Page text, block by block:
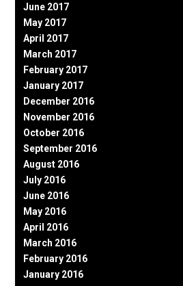
June 2017
May 2017
April 2017
March 2017
February 2017
January 2017
December 2016
November 2016
October 2016
September 2016
August 2016
July 2016
June 2016
May 2016
April 2016
March 2016
February 2016
January 2016